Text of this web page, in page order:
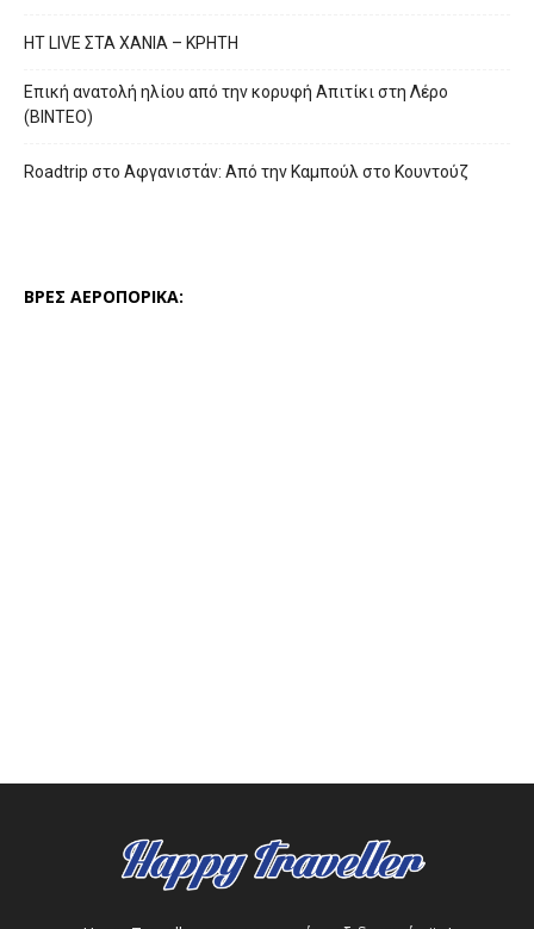
HT LIVE ΣΤΑ ΧΑΝΙΑ – ΚΡΗΤΗ
Επική ανατολή ηλίου από την κορυφή Απιτίκι στη Λέρο
(ΒΙΝΤΕΟ)
Roadtrip στο Αφγανιστάν: Από την Καμπούλ στο Κουντούζ
ΒΡΕΣ ΑΕΡΟΠΟΡΙΚΑ: